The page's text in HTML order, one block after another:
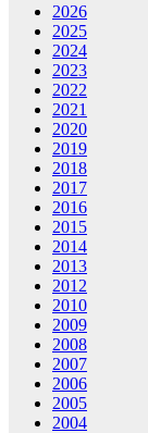
2026
2025
2024
2023
2022
2021
2020
2019
2018
2017
2016
2015
2014
2013
2012
2010
2009
2008
2007
2006
2005
2004